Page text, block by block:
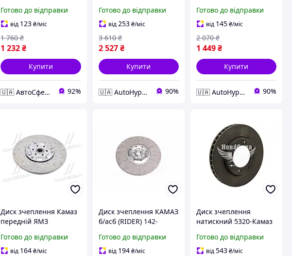
544
Готово до відправки
від 123₴/міс
1 232₴
1 760 ₴
Купити
🇺🇦 АвтоСфера 🇺🇦 92%
Готово до відправки
від253 ₴/міс
2 527 ₴
3 610 ₴
Купити
🇺🇦 AutoHype🇺🇦 90%
Готово до відправки
від 145₴/міс
1 449₴
2 070 ₴
Купити
🇺🇦 AutoHype🇺🇦 90%
Диск зчеплення Камаз
передній ЯМЗ
1601130-Б
Готово до відправки
від 164₴/міс
Диск зчеплення КАМАЗ
б/асб (RIDER) 142-
Готово до відправки
від 194 ₴/міс
Диск зчеплення
натискний 5320-Камаз
,,14.1601093|
Готово до відправки
від543₴/міс